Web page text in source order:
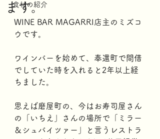
食材の紹介
ます。
WINE BAR MAGARRI店主のミズコ
ウです。
ワインバーを始めて、奉還町で間借
でしていた時を入れると2年以上経
ちました。
思えば磨屋町の、今はお寿司屋さん
の「いちえ」さんの場所で「ミラー
＆シュバイツァー」と言うレストラ